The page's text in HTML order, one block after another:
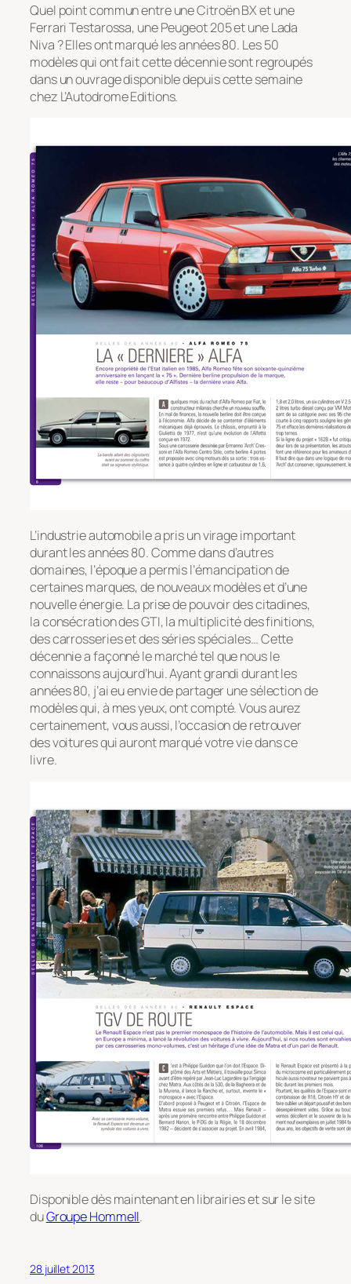
Quel point commun entre une Citroën BX et une
Ferrari Testarossa, une Peugeot 205 et une Lada
Niva ? Elles ont marqué les années 80. Les 50
modèles qui ont fait cette décennie sont regroupés
dans un ouvrage disponible depuis cette semaine
chez L’Autodrome Editions.
L’industrie automobile a pris un virage important
durant les années 80. Comme dans d’autres
domaines, l’époque a permis l’émancipation de
certaines marques, de nouveaux modèles et d’une
nouvelle énergie. La prise de pouvoir des citadines,
la consécration des GTI, la multiplicité des finitions,
des carrosseries et des séries spéciales… Cette
décennie a façonné le marché tel que nous le
connaissons aujourd’hui. Ayant grandi durant les
années 80, j’ai eu envie de partager une sélection de
modèles qui, à mes yeux, ont compté. Vous aurez
certainement, vous aussi, l’occasion de retrouver
des voitures qui auront marqué votre vie dans ce
livre.
Disponible dès maintenant en librairies et sur le site
duGroupe Hommell.
28 juillet 2013